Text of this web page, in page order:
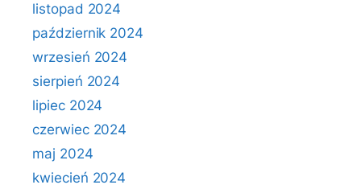
listopad 2024
październik 2024
wrzesień 2024
sierpień 2024
lipiec 2024
czerwiec 2024
maj 2024
kwiecień 2024